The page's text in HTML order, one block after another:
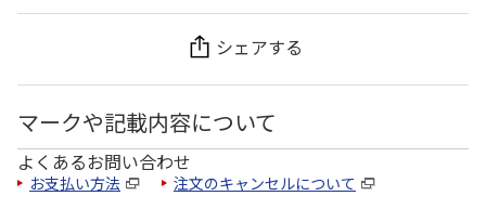
シェアする
マークや記載内容について
よくあるお問い合わせ
お支払い方法 注文のキャンセルについて